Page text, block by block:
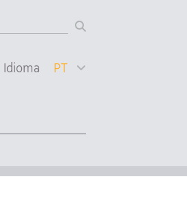
Idioma PT